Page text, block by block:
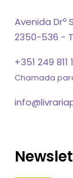
Avenida Drº
2350-536 -
+351 249 811
Chamada